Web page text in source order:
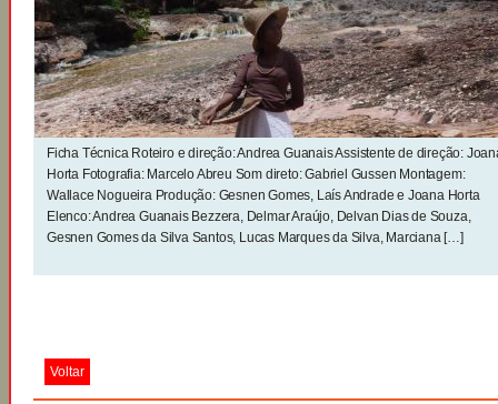
Ficha Técnica Roteiro e direção: Andrea Guanais Assistente de direção:
Horta Fotografia: Marcelo Abreu Som direto: Gabriel Gussen Montagem:
Wallace Nogueira Produção: Gesnen Gomes, Laís Andrade e Joana Horta
Elenco: Andrea Guanais Bezzera, Delmar Araújo, Delvan Dias de Souza,
Gesnen Gomes da Silva Santos, Lucas Marques da Silva, Marciana […]
Voltar